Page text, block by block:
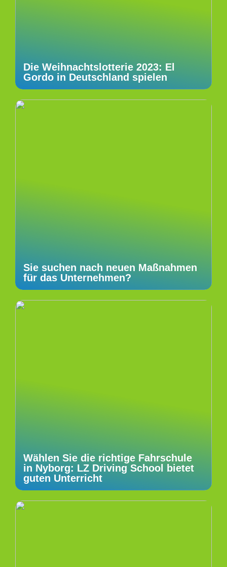
Die Weihnachtslotterie 2023: El
Gordo in Deutschland spielen
Sie suchen nach neuen Maßnahmen
für das Unternehmen?
Wählen Sie die richtige Fahrschule
in Nyborg: LZ Driving School bietet
guten Unterricht